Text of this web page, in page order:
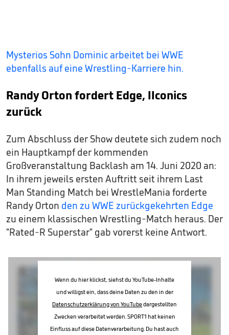
Mysterios Sohn Dominic arbeitet bei WWE
ebenfalls auf eine Wrestling-Karriere hin.
Randy Orton fordert Edge, IIconics
zurück
Zum Abschluss der Show deutete sich zudem noch
ein Hauptkampf der kommenden
Großveranstaltung Backlash am 14. Juni 2020 an:
In ihrem jeweils ersten Auftritt seit ihrem Last
Man Standing Match bei WrestleMania forderte
Randy Orton den zu WWE zurückgekehrten Edge
zu einem klassischen Wrestling-Match heraus. Der
"Rated-R Superstar" gab vorerst keine Antwort.
Wenn du hier klickst, siehst du YouTube-Inhalte
und willigst ein, dass deine Daten zu den in der
Datenschutzerklärung von YouTubedargestellten
Zwecken verarbeitet werden. SPORT1 hat keinen
Einfluss auf diese Datenverarbeitung. Du hast auch